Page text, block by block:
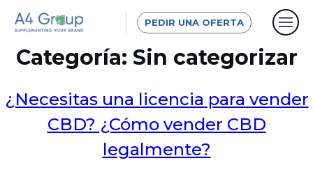
PEDIR UNA OFERTA
Categoría: Sin categorizar
¿Necesitas una licencia para vender
CBD? ¿Cómo vender CBD
legalmente?